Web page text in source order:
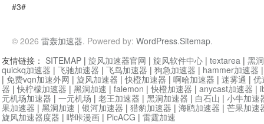
#3#
© 2026 雷轰加速器. Powered by: WordPress.Sitemap.
友情链接： SITEMAP | 旋风加速器官网 | 旋风软件中心 | textarea | 黑
quickq加速器 | 飞驰加速器 | 飞鸟加速器 | 狗急加速器 | hammer加速器
| 免费vqn加速外网 | 旋风加速器 |快橙加速器 | 啊哈加速器 | 迷雾通 | 优
器 |快柠檬加速器 | 黑洞加速 | falemon |快橙加速器 | anycast加速器 |
元机场加速器 | 一元机场 | 老王加速器 | 黑洞加速器 | 白石山 | 小牛加速
果加速器 | 黑洞加速 | 银河加速器 | 猎豹加速器 | 海鸥加速器 | 芒果加速
旋风加速器度器 | 哔咔漫画 | PicACG | 雷霆加速